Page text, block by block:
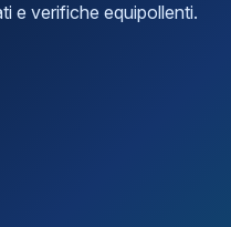
e verifiche equipollenti.